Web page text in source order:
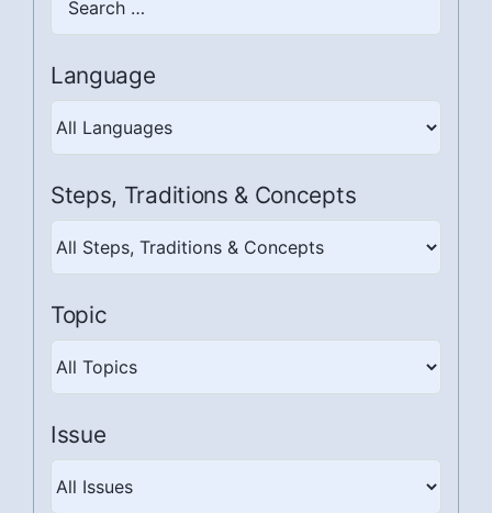
Language
Steps, Traditions & Concepts
Traditions
Concepts
Topic
Issue